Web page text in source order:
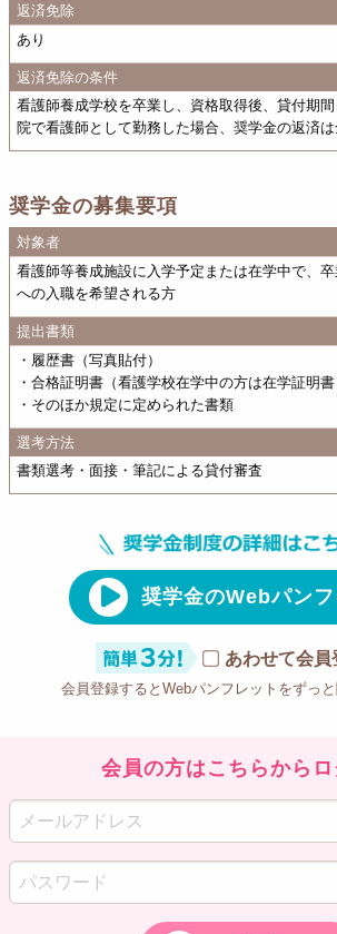
返済免除
あり
返済免除の条件
看護師養成学校を卒業し、資格取得後、貸付期
院で看護師として勤務した場合、奨学金の返済
奨学金の募集要項
対象者
看護師等養成施設に入学予定または在学中で、
への入職を希望される方
提出書類
・履歴書（写真貼付）
・合格証明書（看護学校在学中の方は在学証明書
・そのほか規定に定められた書類
選考方法
書類選考・面接・筆記による貸付審査
奨学金のWebパン
あわせて会員
会員登録するとWebパンフレットをずっと
会員の方はこちらからロ